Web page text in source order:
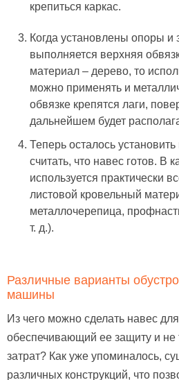
крепиться каркас.
Когда установлены опоры и
выполняется верхняя
материал – дерево, то
можно применять и
обвязке крепятся лаги,
дальнейшем будет
Теперь осталось
считать, что навес готов. В
используется практически
листовой кровельный
металлочерепица,
т. д.).
Различные варианты
машины
Из чего можно сделать навес
обеспечивающий ее защиту и
затрат? Как уже упоминалось,
различных конструкций, что